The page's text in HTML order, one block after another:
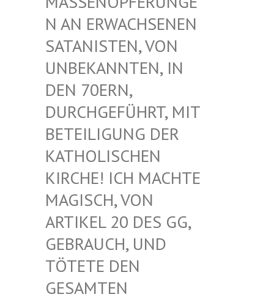
AN ERWACHSENEN S
ATANISTEN, VON U
NBEKANNTEN, IN D
EN 70ERN, D
URCHGEFÜHRT, MIT B
ETEILIGUNG DER K
ATHOLISCHEN K
IRCHE! ICH MACHTE M
AGISCH, VON A
RTIKEL 20 DES GG, G
EBRAUCH, UND T
ÖTETE DEN G
ESAMTEN L